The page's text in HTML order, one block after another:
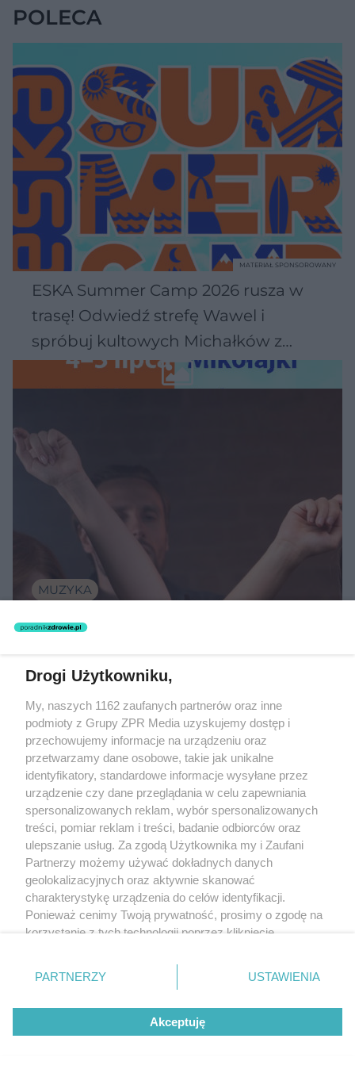
POLECA
ESKA Summer Camp 2026 rusza w
trasę! Odwiedź strefę Wawel i
spróbuj kultowych Michałków z
Wawelu
MATERIAŁ SPONSOROWANY
MUZYKA
"ESKA Hity na Czasie" – playlista,
Daleko do pięciu porcji dziennie.
Badanie pokazuje, jak Polacy
naprawdę jedzą warzywa i owoce
Drogi Użytkowniku,
My, naszych 1162 zaufanych partnerów oraz inne
podmioty z Grupy ZPR Media uzyskujemy dostęp i
przechowujemy informacje na urządzeniu oraz
przetwarzamy dane osobowe, takie jak unikalne
identyfikatory, standardowe informacje wysyłane przez
urządzenie czy dane przeglądania w celu zapewniania
spersonalizowanych reklam, wybór spersonalizowanych
treści, pomiar reklam i treści, badanie odbiorców oraz
ulepszanie usług. Za zgodą Użytkownika my i Zaufani
Partnerzy możemy używać dokładnych danych
geolokalizacyjnych oraz aktywnie skanować
charakterystykę urządzenia do celów identyfikacji.
Ponieważ cenimy Twoją prywatność, prosimy o zgodę na
korzystanie z tych technologii poprzez kliknięcie
zmienić/wycofać klikając przycisk ustawień prywatności
znajdujący się w lewym dolnym rogu strony
rodzaje przetwarzania danych nie wymagają zgody
użytkownika, ale masz prawo sprzeciwić się takiemu
przetwarzaniu. Preferencje będą miały zastosowanie tylko
PARTNERZY USTAWIENIA
Akceptuję